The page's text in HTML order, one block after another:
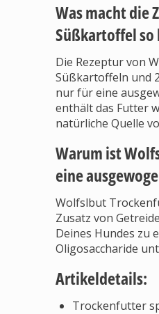
Was macht die
Süßkartoffel so
Die Rezeptur von
Süßkartoffeln und
nur für eine
enthält das Futter
natürliche Quelle
Warum ist
eine
Wolfslbut
Zusatz von
Deines Hundes zu
Oligosaccharide
Artikeldetails:
Trockenfutter